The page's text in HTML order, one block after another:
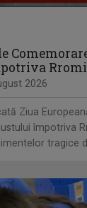
balet, muzică ...
2026
Ziua
împotriva
tragice